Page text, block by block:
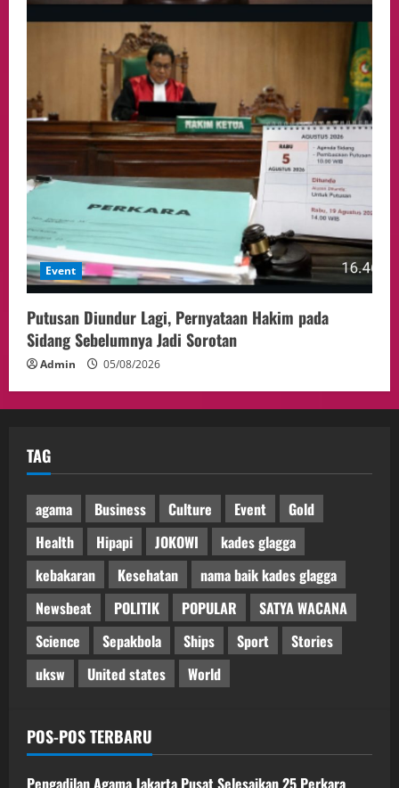
Event
Putusan Diundur Lagi, Pernyataan Hakim pada
Sidang Sebelumnya Jadi Sorotan
Admin 05/08/2026
TAG
agama Business Culture Event
Gold
Health
Hipapi JOKOWI
kades glagga
kebakaran
Kesehatan
nama baik kades glagga
Newsbeat
POLITIK POPULAR
SATYA WACANA
Science
Sepakbola Ships Sport
Stories
uksw
United states World
POS-POS TERBARU
Pengadilan Agama Jakarta Pusat Selesaikan 25 Perkara